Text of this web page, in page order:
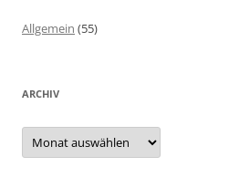
Allgemein (55)
ARCHIV
A
c